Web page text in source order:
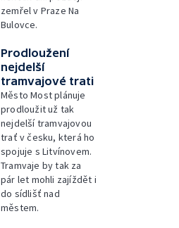
zemřel v Praze Na
Bulovce.
Prodloužení
nejdelší
tramvajové trati
Město Most plánuje
prodloužit už tak
nejdelší tramvajovou
trať v česku, která ho
spojuje s Litvínovem.
Tramvaje by tak za
pár let mohli zajíždět i
do sídlišť nad
městem.